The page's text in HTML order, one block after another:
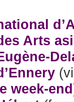
Arts
week-end